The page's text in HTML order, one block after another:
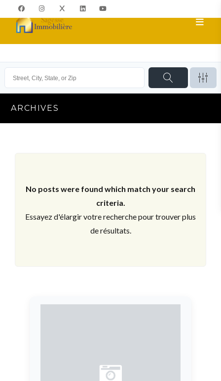
ARCHIVES
No posts were found which match your search
criteria.
Essayez d'élargir votre recherche pour trouver plus
de résultats.